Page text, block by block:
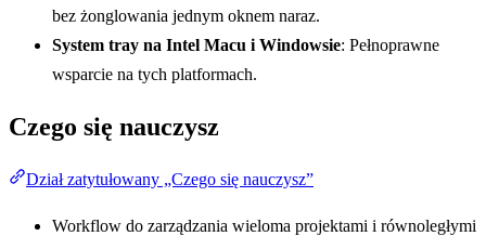
bez żonglowania jednym oknem naraz.
System tray na Intel Macu i Windowsie: Pełnoprawne
wsparcie na tych platformach.
Czego się nauczysz
Dział zatytułowany „Czego się nauczysz”
Workflow do zarządzania wieloma projektami i równoległymi